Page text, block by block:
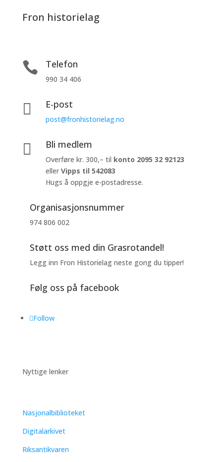
Fron historielag
 Telefon
990 34 406
 E-post
post@fronhistorielag.no
 Bli medlem
Overføre kr. 300,– til konto 2095 32 92123
eller Vipps til 542083
Hugs å oppgje e-postadresse.
Organisasjonsnummer
974 806 002
Støtt oss med din Grasrotandel!
Legg inn Fron Historielag neste gong du tipper!
Følg oss på facebook
Follow
Nyttige lenker
Nasjonalbiblioteket
Digitalarkivet
Riksantikvaren